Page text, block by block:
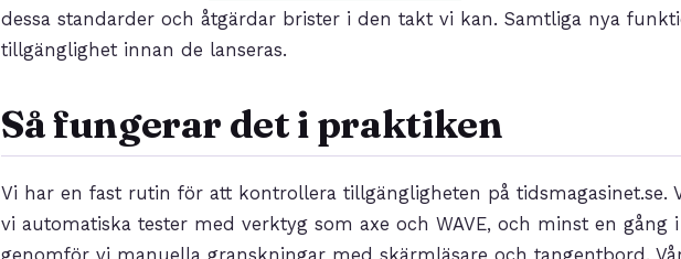
dessa standarder och åtgärdar brister i den takt vi kan. Samtliga nya
tillgänglighet innan de lanseras.
Så fungerar det i praktiken
Vi har en fast rutin för att kontrollera tillgängligheten på tidsmagasinet.se.
vi automatiska tester med verktyg som axe och WAVE, och minst en gång